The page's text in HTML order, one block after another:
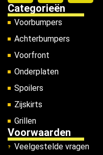
Categorieën
Voorbumpers
Achterbumpers
Voorfront
Onderplaten
Spoilers
Zijskirts
Grillen
Voorwaarden
Veelgestelde vragen